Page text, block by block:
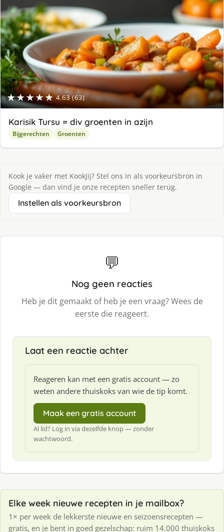
★★★★★ 4.63 (63)
Karisik Tursu = div groenten in azijn
Bijgerechten Groenten
Kook je vaker met KookJij? Stel ons in als voorkeursbron in
Google — dan vind je onze recepten sneller terug.
Instellen als voorkeursbron
💬
Nog geen reacties
Heb je dit gemaakt of heb je een vraag? Wees de
eerste die reageert.
Laat een reactie achter
Reageren kan met een gratis account — zo
weten andere thuiskoks van wie de tip komt.
Maak een gratis account
Al lid? Log in via dezelfde knop — zonder
wachtwoord.
Elke week nieuwe recepten in je mailbox?
1× per week de lekkerste nieuwe en seizoensrecepten —
gratis, en je bent in goed gezelschap: ruim 14.000 thuiskoks